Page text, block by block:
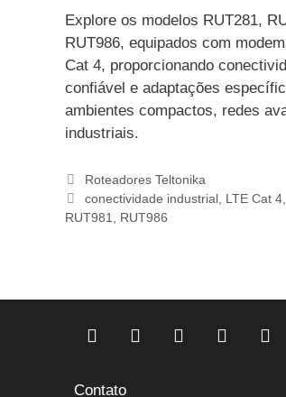
Explore os modelos RUT281,
RUT986, equipados com
Cat 4, proporcionando
confiável e adaptações
ambientes compactos, redes
industriais.
Categorias
Roteadores Teltonika
Etiquetas
conectividade industrial, LTE Cat 4,
RUT981
RUT986
Contato